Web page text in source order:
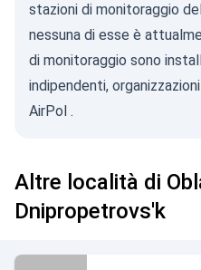
stazioni di monitoraggio
nessuna di esse è
di monitoraggio sono
indipendenti,
AirPol .
Altre località di
Dnipropetrovs'k